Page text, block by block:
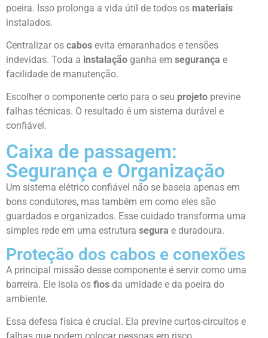
poeira. Isso prolonga a vida útil de todos os materiais
instalados.
Centralizar os cabos evita emaranhados e tensões
indevidas. Toda a instalação ganha em segurança e
facilidade de manutenção.
Escolher o componente certo para o seu projeto previne
falhas técnicas. O resultado é um sistema durável e
confiável.
Caixa de passagem:
Segurança e Organização
Um sistema elétrico confiável não se baseia apenas em
bons condutores, mas também em como eles são
guardados e organizados. Esse cuidado transforma uma
simples rede em uma estrutura segura e duradoura.
Proteção dos cabos e conexões
A principal missão desse componente é servir como uma
barreira. Ele isola os fios da umidade e da poeira do
ambiente.
Essa defesa física é crucial. Ela previne curtos-circuitos e